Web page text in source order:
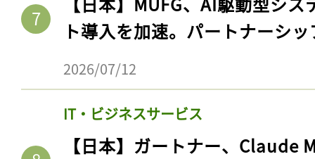
ト導入を加速。パートナーシ
2026/07/12
IT・ビジネスサービス
【日本】ガートナー、Claude
ログイン
会員登録